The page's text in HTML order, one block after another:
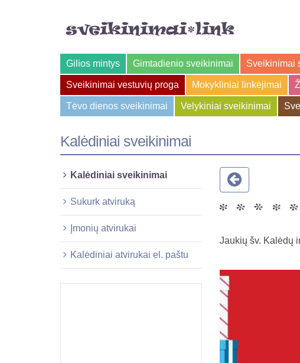
Gilios mintys Gimtadienio sveikinimai Sveikinimai
Sveikinimai vestuvių proga Mokykliniai linkėjimai
Tėvo dienos sveikinimai Velykiniai sveikinimai
Kalėdiniai sveikinimai
Kalėdiniai sveikinimai
Sukurk atviruką
Įmonių atvirukai
Kalėdiniai atvirukai el. paštu
Jaukių šv. Kalėdų